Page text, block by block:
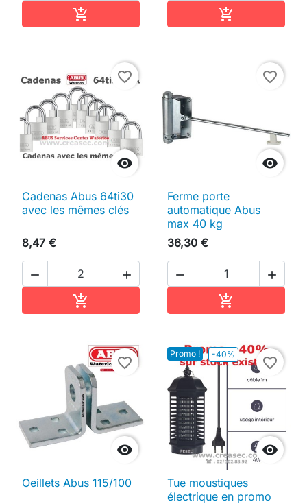
 

favorite_border
Cadenas Abus 64ti30
avec les mêmes clés
8,47 €
 


favorite_border
Ferme porte
automatique Abus
max 40 kg
36,30 €
 


favorite_border
Oeillets Abus 115/100
Promo ! -40%

favorite_border
Tue moustiques
électrique en promo